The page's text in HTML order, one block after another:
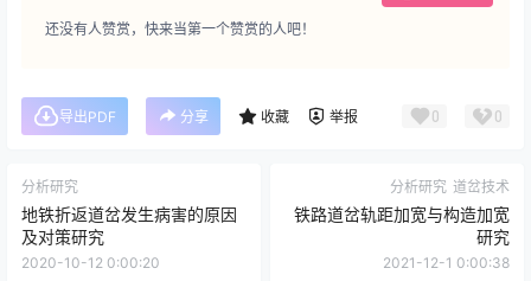
还没有人赞赏，快来当第一个赞赏的人吧！
导出PDF 分享 收藏 举报 0 0
分析研究
地铁折返道岔发生病害的原因
及对策研究
2020-10-12 0:00:20
分析研究 道岔技术
铁路道岔轨距加宽与构造加宽
研究
2021-12-1 0:00:38